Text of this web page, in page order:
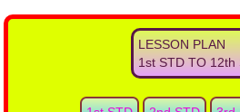
LESSON PLAN
1st STD TO 12th